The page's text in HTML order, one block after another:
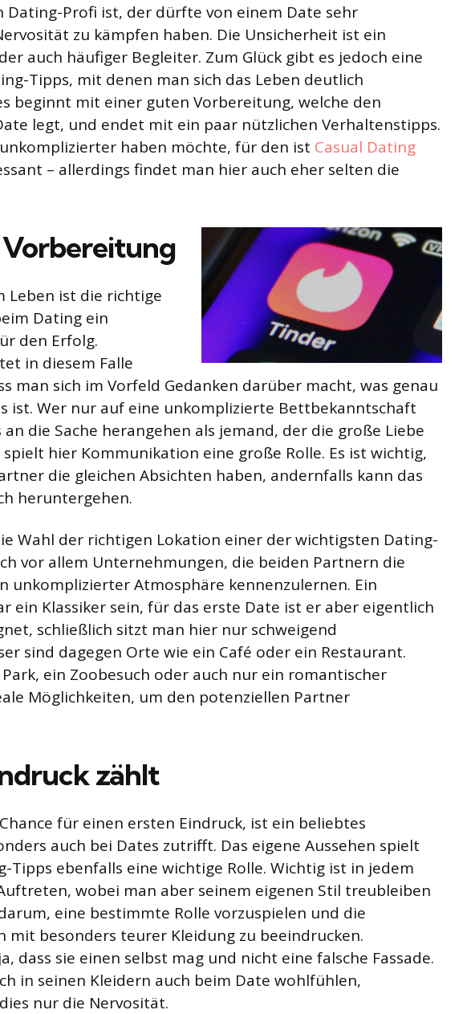
Dating-Profi ist, der dürfte von einem Date sehr
zu kämpfen haben. Die Unsicherheit ist ein
auch häufiger Begleiter. Zum Glück gibt es jedoch eine
Tipps, mit denen man sich das Leben deutlich
beginnt mit einer guten Vorbereitung, welche den
legt, und endet mit ein paar nützlichen Verhaltenstipps.
haben möchte, für den ist Casual Dating
– allerdings findet man hier auch eher selten die
Leben ist die richtige
Dating ein
den Erfolg.
in diesem Falle
man sich im Vorfeld Gedanken darüber macht, was genau
ist. Wer nur auf eine unkomplizierte Bettbekanntschaft
die Sache herangehen als jemand, der die große Liebe
spielt hier Kommunikation eine große Rolle. Es ist wichtig,
die gleichen Absichten haben, andernfalls kann das
heruntergehen.
Wahl der richtigen Lokation einer der wichtigsten Dating-
vor allem Unternehmungen, die beiden Partnern die
unkomplizierter Atmosphäre kennenzulernen. Ein
ein Klassiker sein, für das erste Date ist er aber eigentlich
schließlich sitzt man hier nur schweigend
sind dagegen Orte wie ein Café oder ein Restaurant.
ein Zoobesuch oder auch nur ein romantischer
Möglichkeiten, um den potenziellen Partner
zählt
für einen ersten Eindruck, ist ein beliebtes
auch bei Dates zutrifft. Das eigene Aussehen spielt
Tipps ebenfalls eine wichtige Rolle. Wichtig ist in jedem
wobei man aber seinem eigenen Stil treubleiben
eine bestimmte Rolle vorzuspielen und die
mit besonders teurer Kleidung zu beeindrucken.
dass sie einen selbst mag und nicht eine falsche Fassade.
in seinen Kleidern auch beim Date wohlfühlen,
nur die Nervosität.